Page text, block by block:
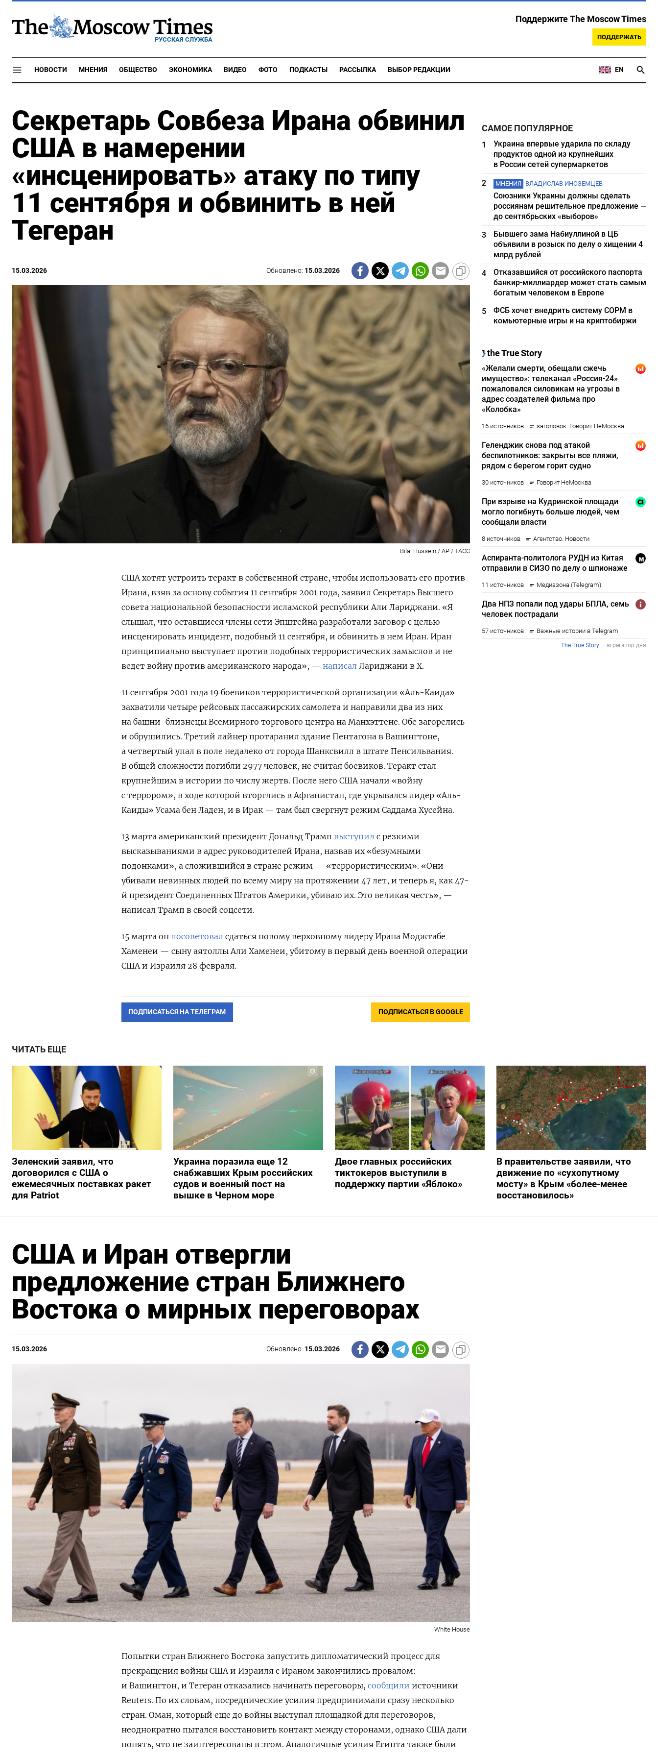
РУССКАЯ СЛУЖБА
Поддержите The Moscow Times
ПОДДЕРЖАТЬ
НОВОСТИ МНЕНИЯ ОБЩЕСТВО ЭКОНОМИКА ВИДЕО ФОТО ПОДКАСТЫ РАССЫЛКА ВЫБОР РЕДАКЦИИ EN
Секретарь Совбеза Ирана обвинил
США в намерении
«инсценировать» атаку по типу
11 сентября и обвинить в ней
Тегеран
15.03.2026 Обновлено: 15.03.2026
Bilal Hussein / AP / ТАСС
США хотят устроить теракт в собственной стране, чтобы использовать его против
Ирана, взяв за основу события 11 сентября 2001 года, заявил Секретарь Высшего
совета национальной безопасности исламской республики Али Лариджани. «Я
слышал, что оставшиеся члены сети Эпштейна разработали заговор с целью
инсценировать инцидент, подобный 11 сентября, и обвинить в нем Иран. Иран
принципиально выступает против подобных террористических замыслов и не
ведет войну против американского народа», — написал Лариджани в X.
11 сентября 2001 года 19 боевиков террористической организации «Аль-Каида»
захватили четыре рейсовых пассажирских самолета и направили два из них
на башни-близнецы Всемирного торгового центра на Манхэттене. Обе загорелись
и обрушились. Третий лайнер протаранил здание Пентагона в Вашингтоне,
а четвертый упал в поле недалеко от города Шанксвилл в штате Пенсильвания.
В общей сложности погибли 2977 человек, не считая боевиков. Теракт стал
крупнейшим в истории по числу жертв. После него США начали «войну
с террором», в ходе которой вторглись в Афганистан, где укрывался лидер «Аль-
Каиды» Усама бен Ладен, и в Ирак — там был свергнут режим Саддама Хусейна.
13 марта американский президент Дональд Трамп выступил с резкими
высказываниями в адрес руководителей Ирана, назвав их «безумными
подонками», а сложившийся в стране режим — «террористическим». «Они
убивали невинных людей по всему миру на ​протяжении 47 лет, ⁠и теперь я, как 47-
й президент Соединенных Штатов Америки, убиваю их. Это великая честь», —
написал Трамп в своей соцсети.
15 марта он посоветовал сдаться новому верховному ‌лидеру Ирана Моджтабе
Хаменеи — сыну аятоллы Али Хаменеи, убитому в первый день военной операции
США и Израиля 28 февраля.
ПОДПИСАТЬСЯ НА ТЕЛЕГРАМ ПОДПИСАТЬСЯ В GOOGLE
САМОЕ ПОПУЛЯРНОЕ
1
Украина впервые ударила по складу
продуктов одной из крупнейших
в России сетей супермаркетов
2
МНЕНИЯ ВЛАДИСЛАВ ИНОЗЕМЦЕВ
Союзники Украины должны сделать
россиянам решительное предложение —
до сентябрьских «выборов»
3
Бывшего зама Набиуллиной в ЦБ
объявили в розыск по делу о хищении 4
млрд рублей
4
Отказавшийся от российского паспорта
банкир-миллиардер может стать самым
богатым человеком в Европе
5
ФСБ хочет внедрить систему СОРМ в
комьютерные игры и на криптобиржи
ЧИТАТЬ ЕЩЕ
Зеленский заявил, что
договорился с США о
ежемесячных поставках ракет
для Patriot
Украина поразила еще 12
снабжавших Крым российских
судов и военный пост на
вышке в Черном море
Двое главных российских
тиктокеров выступили в
поддержку партии «Яблоко»
В правительстве заявили, что
движение по «сухопутному
мосту» в Крым «более-менее
восстановилось»
США и Иран отвергли
предложение стран Ближнего
Востока о мирных переговорах
15.03.2026 Обновлено: 15.03.2026
White House
Попытки стран Ближнего Востока запустить дипломатический процесс для
прекращения войны США и Израиля с Ираном закончились провалом:
и Вашингтон, и Тегеран отказались начинать переговоры, сообщили источники
Reuters. По их словам, посреднические усилия предпринимали сразу несколько
стран. Оман, который еще до войны выступал площадкой для переговоров,
неоднократно пытался восстановить контакт между сторонами, однако США дали
понять, что не заинтересованы в этом. Аналогичные усилия Египта также были